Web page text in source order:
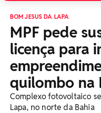
BOM JESUS DA LAPA
MPF pede
licença para
quilombo na
Complexo fotovoltaico
Lapa, no norte da Bahia